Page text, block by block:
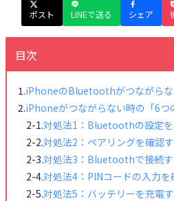
ポスト LINEで送る シェア
目次
iPhoneのBluetoothがつながらな
iPhoneがつながらない時の「6つ
対処法1：Bluetoothの設定を
対処法2：ペアリングを確認
対処法3：Bluetoothで接続す
対処法4：PINコードの入力を
対処法5：バッテリーを充電